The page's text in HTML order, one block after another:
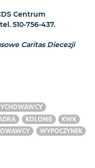
Centrum
510-756-437.
Caritas Diecezji
KOLONIE
KWK
WYPOCZYNEK